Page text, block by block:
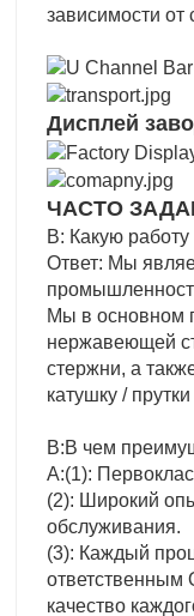
зависимости от
Дисплей
ЧАСТО
В: Какую
Ответ: Мы
Мы в основном
нержавеющей
стержни, а
катушку / прутки
В:В чем
A:(1):
(2): Широкий
обслуживания.
(3): Каждый
ответственным
качество